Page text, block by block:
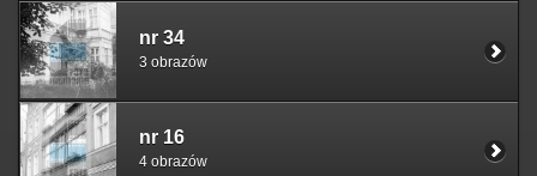
nr 34
3 obrazów
nr 16
4 obrazów